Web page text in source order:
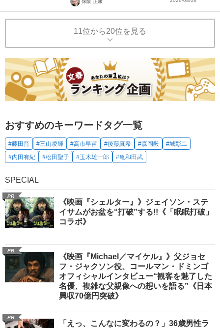
11位から20位を見る
おすすめのキーワードタグ一覧
#藤田晋 #三山凌輝 #高市早苗 #後藤真希 #森岡毅
#城彰二
#内田有紀
#松田聖子 #玉木雄一郎 #亀和田武
SPECIAL
PR
《映画『シェルター』》ジェイソン・ステ
イサムがお盆を“打破”する!!《「眠眠打破」
コラボ》
PR
《映画『Michael／マイケル』》父ジョセ
フ・ジャクソン役、コールマン・ドミンゴ
オフィシャルインタビュー“観客を魅了した
名優、複雑な父親像への想いを語る”《日本
興収70億円突破》
PR
「えっ、こんなに変わるの？」36歳男性ラ